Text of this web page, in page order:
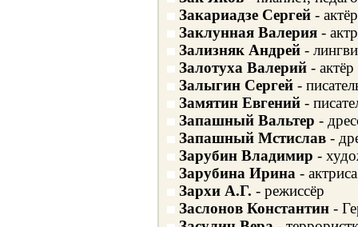
Закариадзе Сергей- актёр
Заклунная Валерия-
Зализняк Андрей-
Залотуха Валерий- актёр
Залыгин Сергей-
Замятин Евгений-
Запашный Вальтер -
Запашный Мстислав-
Зарубин Владимир -
Зарубина Ирина - актриса
Зархи А.Г. - режиссёр
Заслонов Константин -